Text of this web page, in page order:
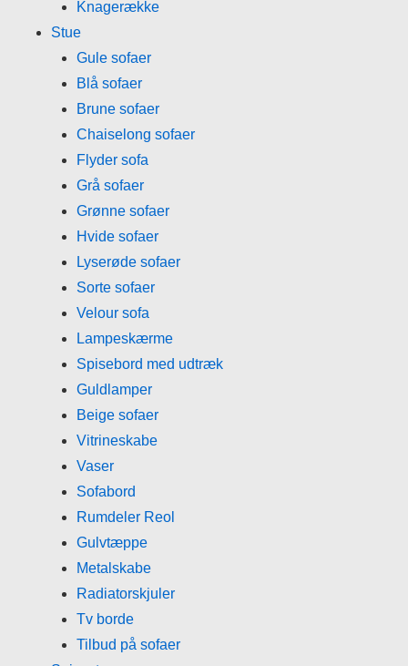
Knagerække
Stue
Gule sofaer
Blå sofaer
Brune sofaer
Chaiselong sofaer
Flyder sofa
Grå sofaer
Grønne sofaer
Hvide sofaer
Lyserøde sofaer
Sorte sofaer
Velour sofa
Lampeskærme
Spisebord med udtræk
Guldlamper
Beige sofaer
Vitrineskabe
Vaser
Sofabord
Rumdeler Reol
Gulvtæppe
Metalskabe
Radiatorskjuler
Tv borde
Tilbud på sofaer